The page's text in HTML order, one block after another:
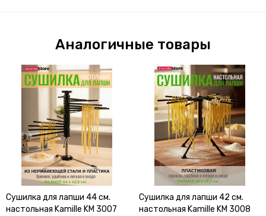
Аналогичные товары
Сушилка для лапши 44 см.
настольная Kamille KM 3007
Сушилка для лапши 42 см.
настольная Kamille KM 3008